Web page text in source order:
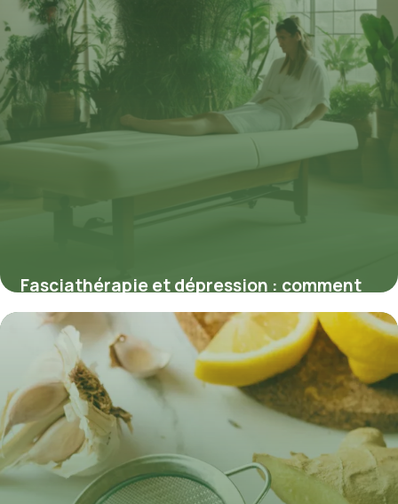
Fasciathérapie et dépression : comment
le soin des fascias influence l’équilibre
émotionnel
19 juin 2026